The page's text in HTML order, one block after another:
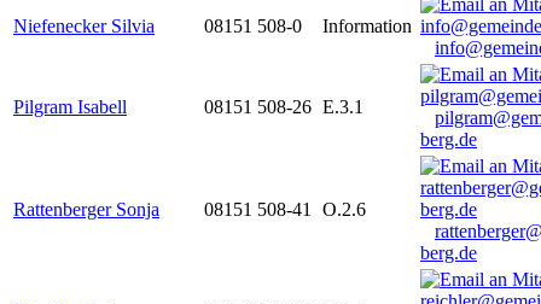
Niefenecker Silvia 08151 508-0
Information
Pilgram Isabell 08151 508-26 E.3.1
berg.de
Rattenberger Sonja 08151 508-41
O.2.6
berg.de